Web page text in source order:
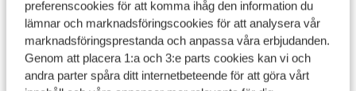
preferenscookies för att komma ihåg den information du
lämnar och marknadsföringscookies för att analysera vår
marknadsföringsprestanda och anpassa våra erbjudanden.
Genom att placera 1:a och 3:e parts cookies kan vi och
andra parter spåra ditt internetbeteende för att göra vårt
dormir
nous
Visa på karta